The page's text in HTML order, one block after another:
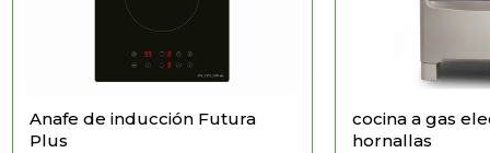
Anafe de inducción Futura
Plus
cocina a gas
hornallas